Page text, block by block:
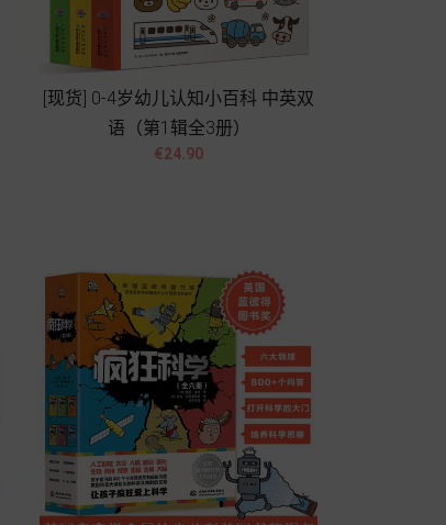
[现货] 0-4岁幼儿认知小百科 中英双
语（第1辑全3册）
Price
€24.90
 